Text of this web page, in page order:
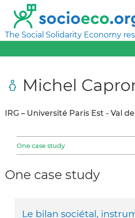
The Social Solidarity Economy
Michel
IRG – Université Paris Est - Val
One case study
One case study
Le bilan sociétal,